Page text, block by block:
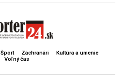
Šport Záchranári
Kultúra a umenie
Voľný čas